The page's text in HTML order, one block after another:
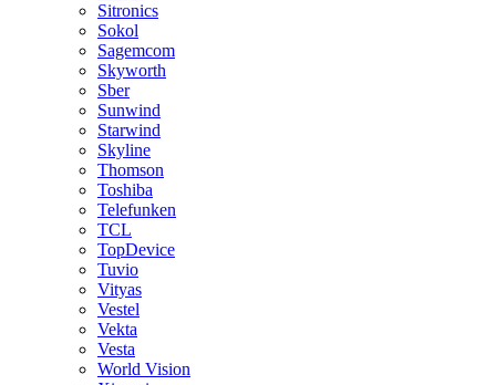
Sitronics
Sokol
Sagemcom
Skyworth
Sber
Sunwind
Starwind
Skyline
Thomson
Toshiba
Telefunken
TCL
TopDevice
Tuvio
Vityas
Vestel
Vekta
Vesta
World Vision